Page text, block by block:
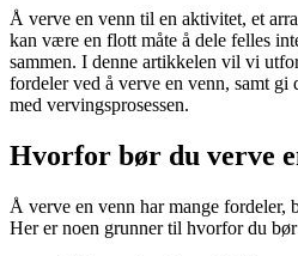
Å verve en venn til en aktivitet, et
kan være en flott måte å dele felles
sammen. I denne artikkelen vil vi
fordeler ved å verve en venn, samt
med vervingsprosessen.
Hvorfor bør du verve
Å verve en venn har mange fordeler,
Her er noen grunner til hvorfor du